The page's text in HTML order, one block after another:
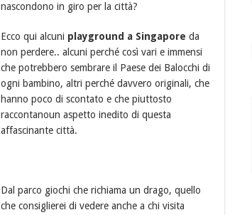
nascondono in giro per la città?
Ecco qui alcuni playground a Singapore da
non perdere.. alcuni perché così vari e immensi
che potrebbero sembrare il Paese dei Balocchi di
ogni bambino, altri perché davvero originali, che
hanno poco di scontato e che piuttosto
raccontanoun aspetto inedito di questa
affascinante città.
Dal parco giochi che richiama un drago, quello
che consiglierei di vedere anche a chi visita